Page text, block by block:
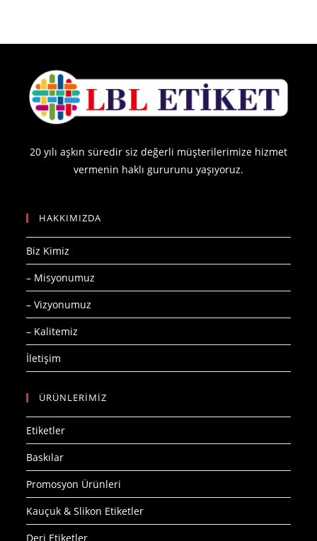
20 yılı aşkın süredir siz değerli müşterilerimize hizmet
vermenin haklı gururunu yaşıyoruz.
HAKKIMIZDA
Biz Kimiz
– Misyonumuz
– Vizyonumuz
– Kalitemiz
İletişim
ÜRÜNLERİMİZ
Etiketler
Baskılar
Promosyon Ürünleri
Kauçuk & Slikon Etiketler
Deri Etiketler